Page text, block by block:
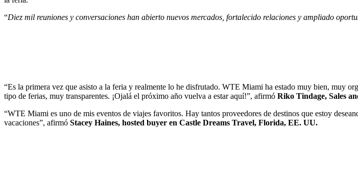
“Diez mil reuniones y conversaciones han abierto nuevos mercados, fortalecido relaciones y ampliado
“Es la primera vez que asisto a la feria y realmente lo he disfrutado. WTE Miami ha estado muy bien, muy
tipo de ferias, muy transparentes. ¡Ojalá el próximo año vuelva a estar aquí!”, afirmó Riko Tindage, Sales
“WTE Miami es uno de mis eventos de viajes favoritos. Hay tantos proveedores de destinos que estoy
vacaciones”, afirmó Stacey Haines, hosted buyer en Castle Dreams Travel, Florida, EE. UU.